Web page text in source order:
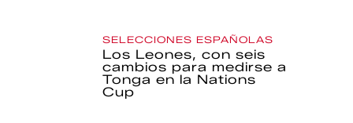
SELECCIONES ESPAÑOLAS
Los Leones, con seis
cambios para medirse a
Tonga en la Nations
Cup